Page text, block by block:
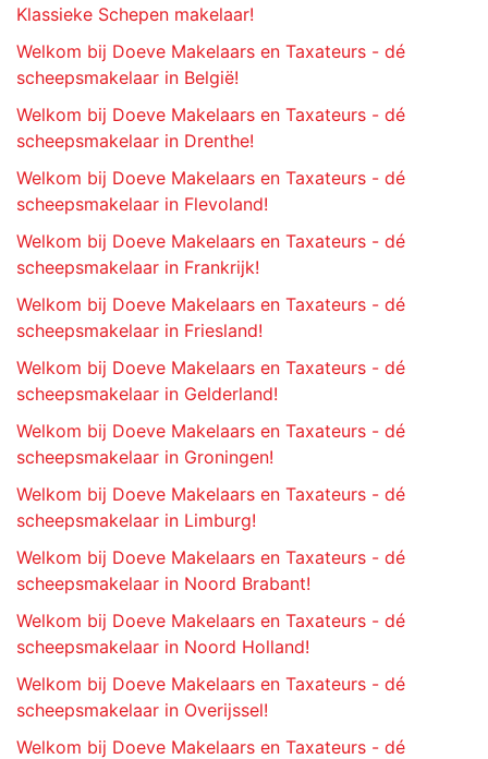
Klassieke Schepen makelaar!
Welkom bij Doeve Makelaars en Taxateurs - dé
scheepsmakelaar in België!
Welkom bij Doeve Makelaars en Taxateurs - dé
scheepsmakelaar in Drenthe!
Welkom bij Doeve Makelaars en Taxateurs - dé
scheepsmakelaar in Flevoland!
Welkom bij Doeve Makelaars en Taxateurs - dé
scheepsmakelaar in Frankrijk!
Welkom bij Doeve Makelaars en Taxateurs - dé
scheepsmakelaar in Friesland!
Welkom bij Doeve Makelaars en Taxateurs - dé
scheepsmakelaar in Gelderland!
Welkom bij Doeve Makelaars en Taxateurs - dé
scheepsmakelaar in Groningen!
Welkom bij Doeve Makelaars en Taxateurs - dé
scheepsmakelaar in Limburg!
Welkom bij Doeve Makelaars en Taxateurs - dé
scheepsmakelaar in Noord Brabant!
Welkom bij Doeve Makelaars en Taxateurs - dé
scheepsmakelaar in Noord Holland!
Welkom bij Doeve Makelaars en Taxateurs - dé
scheepsmakelaar in Overijssel!
Welkom bij Doeve Makelaars en Taxateurs - dé